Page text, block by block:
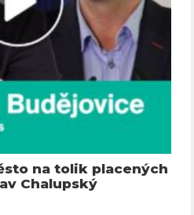
na tolik placených
Chalupský